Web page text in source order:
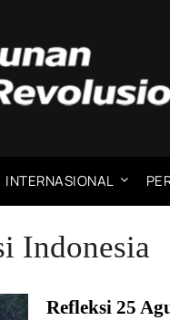
INTERNASIONAL
Indonesia
Refleksi 25